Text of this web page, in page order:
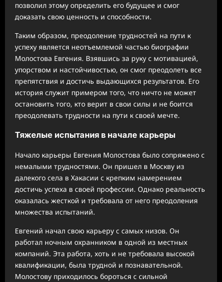
позволил этому определить его будущее и смог
доказать свою ценность и способности.
Таким образом, преодоление трудностей на пути к
успеху является неотъемлемой частью биографии
Молостова Евгения. Взявшись за руку с мотивацией,
упорством и настойчивостью, он смог преодолеть все
препятствия и достичь выдающихся результатов. Его
история служит примером того, что ничто не может
остановить того, кто верит в свои силы и не боится
преодолевать трудности на пути к своей мечте.
Тяжелые испытания в начале карьеры
Начало карьеры Евгения Молостова было сопряжено с
немалыми трудностями. Он пришел в Москву из
далекого села в Хакасии с крепким намерением
достичь успеха в своей профессии. Однако реальность
оказалась жесткой и требовала от него преодоления
множества испытаний.
Евгений начал свою карьеру с самых низов. Он
работал ночным охранником в одной из местных
компаний. Эта работа, хоть и не требовала высокой
квалификации, была трудной и познавательной.
Молостову приходилось бороться с сильной